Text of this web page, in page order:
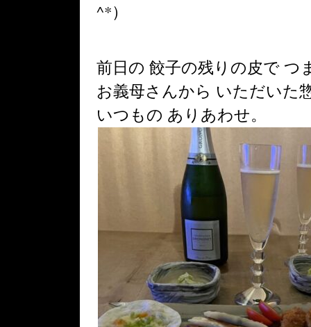
^*）
前日の 餃子の残りの皮で つ
お義母さんから いただいた
いつもの ありあわせ。